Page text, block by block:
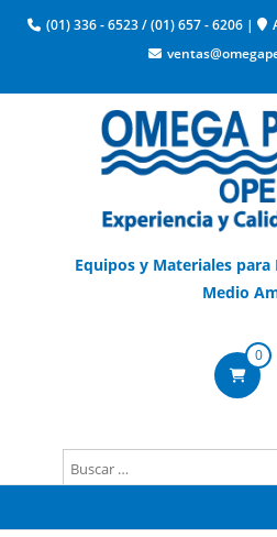
(01) 336 - 6523/(01) 657 - 6206 |
Equipos y Materiales
Medio
0